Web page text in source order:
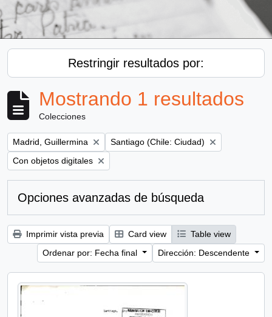
Restringir resultados por:
Mostrando 1 resultados
Colecciones
Remove filter:
Madrid, Guillermina Remove filter:
Santiago (Chile: Ciudad)
Remove filter:
Con objetos digitales
Opciones avanzadas de búsqueda
Imprimir vista previa Card view
Table view
Ordenar por: Fecha final
Dirección: Descendente